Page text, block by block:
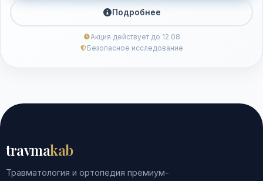
Подробнее
Акция действует до 12.08
Безопасное исследование
travmakab
Травматология и ортопедия премиум-